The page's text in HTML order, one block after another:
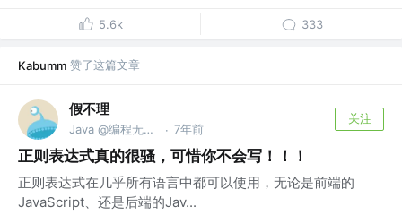
5.6k 333
Kabumm 赞了这篇文章
假不理
Java @编程无界（公众号） · 7年前
关注
正则表达式真的很骚，可惜你不会写！！！
正则表达式在几乎所有语言中都可以使用，无论是前端的
JavaScript、还是后端的Jav...